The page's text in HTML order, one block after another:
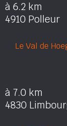
à 6.2 km
4910 Polleur
Le Val de
à 7.0 km
4830